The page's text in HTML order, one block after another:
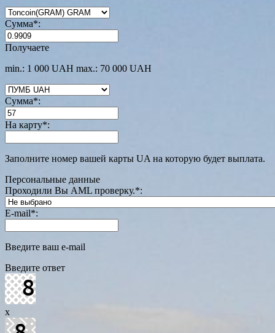
Сумма*:
Получаете
min.: 1 000 UAH max.: 70 000 UAH
Сумма*:
На карту*:
Заполните номер вашей карты UA на которую будет выплата.
Персональные данные
Проходили Вы AML проверку.*:
E-mail*:
Введите ваш e-mail
Введите ответ
x